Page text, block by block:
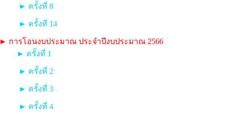
► ครั้งที่ 8
► ครั้งที่ 14
► การโอนงบประมาณ ประจำปีงบประมาณ 2566
► ครั้งที่ 1
► ครั้งที่ 2
► ครั้งที่ 3
► ครั้งที่ 4